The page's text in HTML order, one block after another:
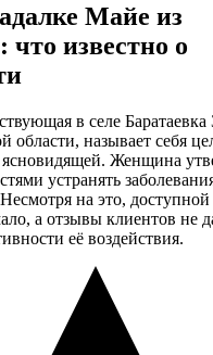
Майе из
что известно о
в селе Баратаевка
области, называет себя
Женщина
устранять
на это,
а отзывы клиентов не
её воздействия.